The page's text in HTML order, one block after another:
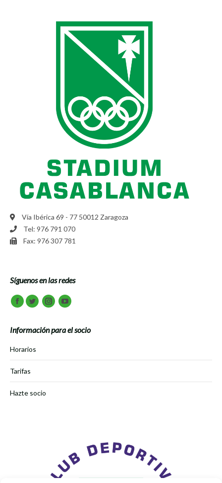
Vía Ibérica 69 - 77 50012 Zaragoza
Tel: 976 791 070
Fax: 976 307 781
Síguenos en las redes
Encuéntranos en:
Facebook
TwitterInstagramYoutube
Información para el socio
Horarios
Tarifas
Hazte socio